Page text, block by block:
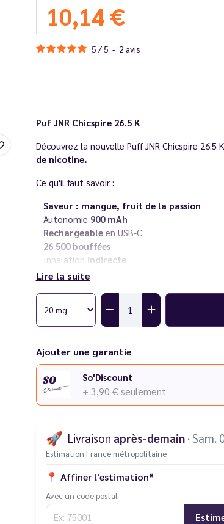
10,14 €
5 / 5 - 2 avis
Puf JNR Chicspire 26.5 K
Découvrez la nouvelle Puff JNR Chicspire 26.5 K
de nicotine.
Ce qu'il faut savoir :
Saveur : mangue, fruit de la passion
Autonomie 900 mAh
Rechargeableen USB-C
26 500 bouffées
Inhalation indirecte
Rechargeable
Livré avec deux flacons d'
eliquides 10 ml
Besoin d'
e-liquide JNR en plus ? Découvrez la
Découvrez également l'ensemble des puffs de
dans notre catalogue.
Vous rencontrez un souci avec votre
différentes pannes.
Lire la suite
Ajouter une garantie
So'Discount
+ 3,90 € seulement
🚀 Livraison après-demain · Sam.
Estimation France métropolitaine
📍 Affiner l'estimation*
Avec un code postal